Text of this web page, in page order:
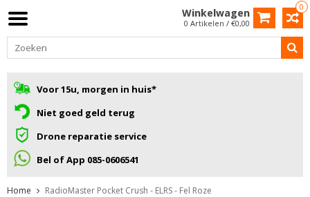
0
Winkelwagen
0 Artikelen / €0,00
Voor 15u, morgen in huis*
Niet goed geld terug
Drone reparatie service
Bel of App 085-0606541
Home RadioMaster Pocket Crush - ELRS - Fel Roze